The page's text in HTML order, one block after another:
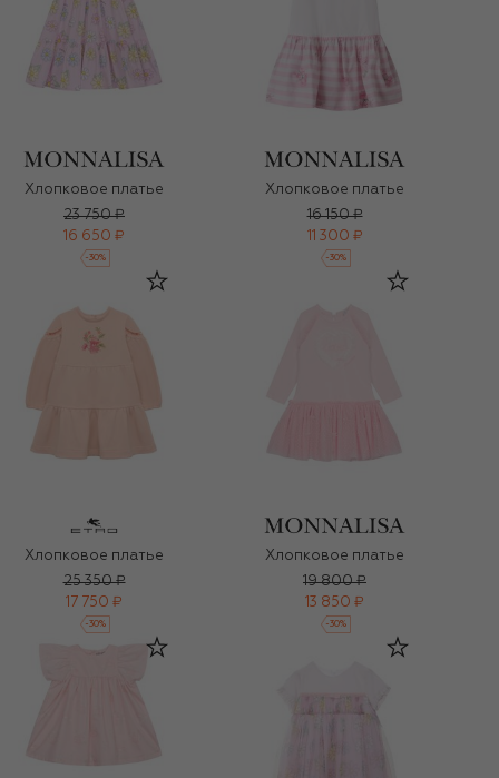
Хлопковое платье
23 750 ₽
16 650 ₽
-30%
Хлопковое платье
16 150 ₽
11 300 ₽
-30%
Хлопковое платье
25 350 ₽
17 750 ₽
-30%
Хлопковое платье
19 800 ₽
13 850 ₽
-30%